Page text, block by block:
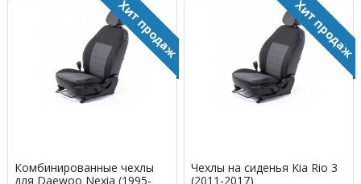
Комбинированные чехлы
для Daewoo Nexia (1995-
Чехлы на сиденья Kia Rio 3
(2011-2017)